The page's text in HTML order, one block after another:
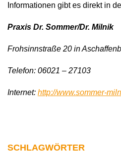
Informationen gibt es direkt in
Praxis Dr. Sommer/Dr. Milnik
Frohsinnstraße 20 in
Telefon: 06021 – 27103
Internet: http://www.sommer-
SCHLAGWÖRTER